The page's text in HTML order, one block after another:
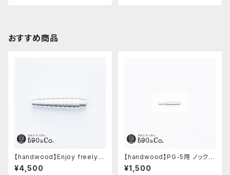
おすすめ商品
【handwood】Enjoy freely
前軸・ディンプル(ジュラルミン)
¥4,500
【handwood】PG-5用 ノックボ
タン (超々ジュラルミン)
¥1,500